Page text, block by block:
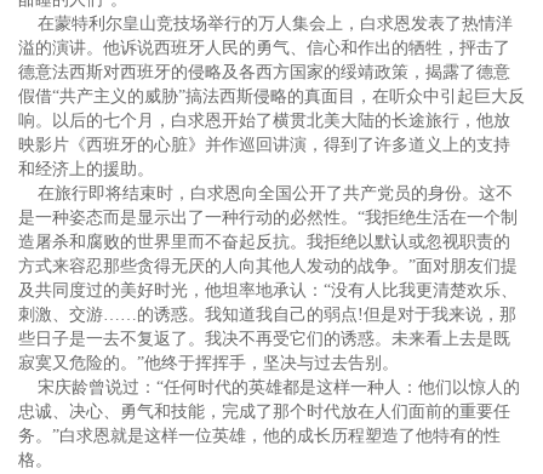
在蒙特利尔皇山竞技场举行的万人集会上，白求恩发表了热情洋
溢的演讲。他诉说西班牙人民的勇气、信心和作出的牺牲，抨击了
德意法西斯对西班牙的侵略及各西方国家的绥靖政策，揭露了德意
假借“共产主义的威胁”搞法西斯侵略的真面目，在听众中引起巨大反
响。以后的七个月，白求恩开始了横贯北美大陆的长途旅行，他放
映影片《西班牙的心脏》并作巡回讲演，得到了许多道义上的支持
和经济上的援助。
在旅行即将结束时，白求恩向全国公开了共产党员的身份。这不
是一种姿态而是显示出了一种行动的必然性。“我拒绝生活在一个制
造屠杀和腐败的世界里而不奋起反抗。我拒绝以默认或忽视职责的
方式来容忍那些贪得无厌的人向其他人发动的战争。”面对朋友们提
及共同度过的美好时光，他坦率地承认：“没有人比我更清楚欢乐、
刺激、交游……的诱惑。我知道我自己的弱点!但是对于我来说，那
些日子是一去不复返了。我决不再受它们的诱惑。未来看上去是既
寂寞又危险的。”他终于挥挥手，坚决与过去告别。
宋庆龄曾说过：“任何时代的英雄都是这样一种人：他们以惊人的
忠诚、决心、勇气和技能，完成了那个时代放在人们面前的重要任
务。”白求恩就是这样一位英雄，他的成长历程塑造了他特有的性
格。